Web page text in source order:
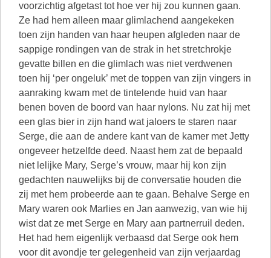
voorzichtig afgetast tot hoe ver hij zou kunnen gaan.
Ze had hem alleen maar glimlachend aangekeken
toen zijn handen van haar heupen afgleden naar de
sappige rondingen van de strak in het stretchrokje
gevatte billen en die glimlach was niet verdwenen
toen hij ‘per ongeluk’ met de toppen van zijn vingers in
aanraking kwam met de tintelende huid van haar
benen boven de boord van haar nylons. Nu zat hij met
een glas bier in zijn hand wat jaloers te staren naar
Serge, die aan de andere kant van de kamer met Jetty
ongeveer hetzelfde deed. Naast hem zat de bepaald
niet lelijke Mary, Serge’s vrouw, maar hij kon zijn
gedachten nauwelijks bij de conversatie houden die
zij met hem probeerde aan te gaan. Behalve Serge en
Mary waren ook Marlies en Jan aanwezig, van wie hij
wist dat ze met Serge en Mary aan partnerruil deden.
Het had hem eigenlijk verbaasd dat Serge ook hem
voor dit avondje ter gelegenheid van zijn verjaardag